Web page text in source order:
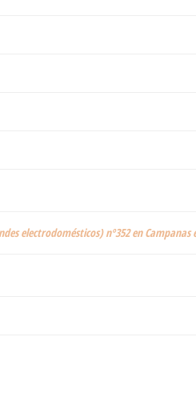
electrodomésticos) nº352 en